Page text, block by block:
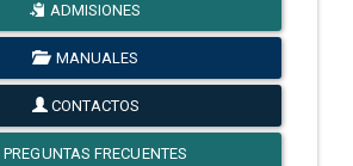
ADMISIONES
MANUALES
CONTACTOS
PREGUNTAS FRECUENTES